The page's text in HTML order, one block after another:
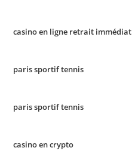
casino en ligne retrait immédiat
paris sportif tennis
paris sportif tennis
casino en crypto